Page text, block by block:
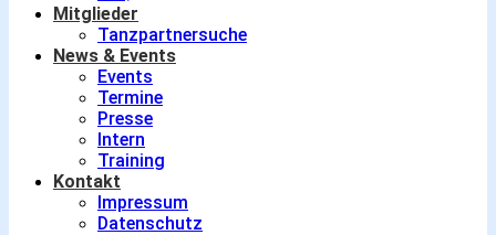
Mitglieder
Tanzpartnersuche
News & Events
Events
Termine
Presse
Intern
Training
Kontakt
Impressum
Datenschutz